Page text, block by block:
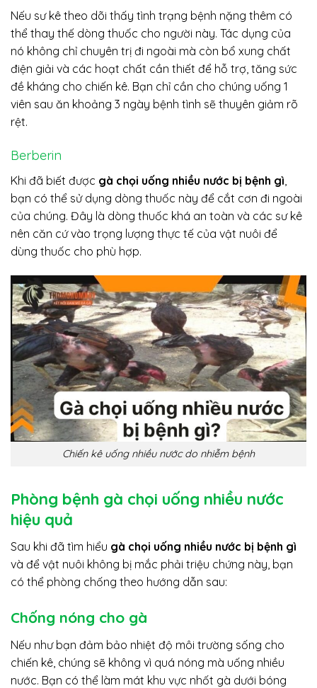
Nếu sư kê theo dõi thấy tình trạng bệnh nặng thêm có
thể thay thế dòng thuốc cho người này. Tác dụng của
nó không chỉ chuyên trị đi ngoài mà còn bổ xung chất
điện giải và các hoạt chất cần thiết để hỗ trợ, tăng sức
đề kháng cho chiến kê. Bạn chỉ cần cho chúng uống 1
viên sau ăn khoảng 3 ngày bệnh tình sẽ thuyên giảm rõ
rệt.
Berberin
Khi đã biết được gà chọi uống nhiều nước bị bệnh gì,
bạn có thể sử dụng dòng thuốc này để cắt cơn đi ngoài
của chúng. Đây là dòng thuốc khá an toàn và các sư kê
nên căn cứ vào trọng lượng thực tế của vật nuôi để
dùng thuốc cho phù hợp.
Chiến kê uống nhiều nước do nhiễm bệnh
Phòng bệnh gà chọi uống nhiều nước
hiệu quả
Sau khi đã tìm hiểu gà chọi uống nhiều nước bị bệnh gì
và để vật nuôi không bị mắc phải triệu chứng này, bạn
có thể phòng chống theo hướng dẫn sau:
Chống nóng cho gà
Nếu như bạn đảm bảo nhiệt độ môi trường sống cho
chiến kê, chúng sẽ không vì quá nóng mà uống nhiều
nước. Bạn có thể làm mát khu vực nhốt gà dưới bóng